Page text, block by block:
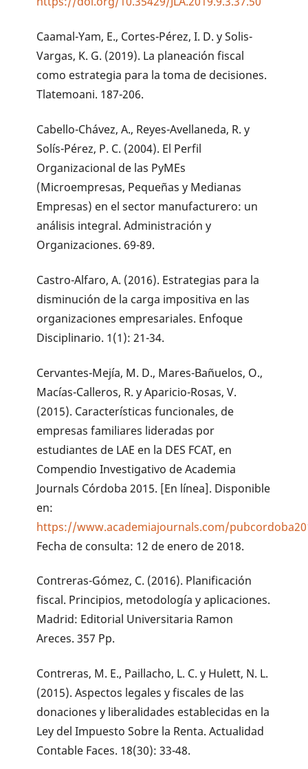
Caamal-Yam, E., Cortes-Pérez, I. D. y Solis-
Vargas, K. G. (2019). La planeación fiscal
como estrategia para la toma de decisiones.
Tlatemoani. 187-206.
Cabello-Chávez, A., Reyes-Avellaneda, R. y
Solís-Pérez, P. C. (2004). El Perfil
Organizacional de las PyMEs
(Microempresas, Pequeñas y Medianas
Empresas) en el sector manufacturero: un
análisis integral. Administración y
Organizaciones. 69-89.
Castro-Alfaro, A. (2016). Estrategias para la
disminución de la carga impositiva en las
organizaciones empresariales. Enfoque
Disciplinario. 1(1): 21-34.
Cervantes-Mejía, M. D., Mares-Bañuelos, O.,
Macías-Calleros, R. y Aparicio-Rosas, V.
(2015). Características funcionales, de
empresas familiares lideradas por
estudiantes de LAE en la DES FCAT, en
Compendio Investigativo de Academia
Journals Córdoba 2015. [En línea]. Disponible
en:
https://www.academiajournals.com/
Fecha de consulta: 12 de enero de 2018.
Contreras-Gómez, C. (2016). Planificación
fiscal. Principios, metodología y aplicaciones.
Madrid: Editorial Universitaria Ramon
Areces. 357 Pp.
Contreras, M. E., Paillacho, L. C. y Hulett, N. L.
(2015). Aspectos legales y fiscales de las
donaciones y liberalidades establecidas en la
Ley del Impuesto Sobre la Renta. Actualidad
Contable Faces. 18(30): 33-48.